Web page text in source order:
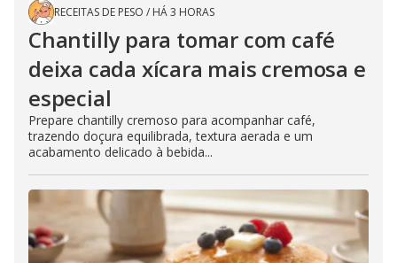
RECEITAS DE PESO / HÁ 3 HORAS
Chantilly para tomar com café
deixa cada xícara mais cremosa e
especial
Prepare chantilly cremoso para acompanhar café,
trazendo doçura equilibrada, textura aerada e um
acabamento delicado à bebida...